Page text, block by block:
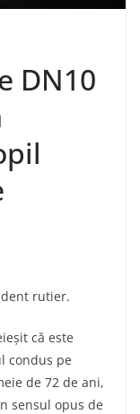
DN10
rutier.
că este
condus pe
de 72 de ani,
sensul opus de